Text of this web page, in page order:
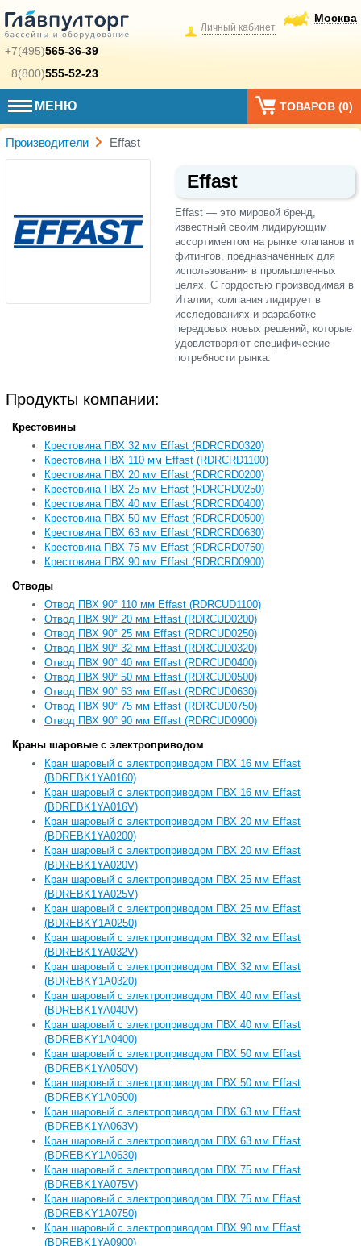
+7(495)565-36-39
8(800)555-52-23
Москва
Личный кабинет
МЕНЮ ТОВАРОВ (0)
Производители Effast
Effast
Effast — это мировой бренд,
известный своим лидирующим
ассортиментом на рынке клапанов и
фитингов, предназначенных для
использования в промышленных
целях. С гордостью производимая в
Италии, компания лидирует в
исследованиях и разработке
передовых новых решений, которые
удовлетворяют специфические
потребности рынка.
Продукты компании:
Крестовины
Крестовина ПВХ 32 мм Effast (RDRСRD0320)
Крестовина ПВХ 110 мм Effast (RDRСRD1100)
Крестовина ПВХ 20 мм Effast (RDRСRD0200)
Крестовина ПВХ 25 мм Effast (RDRСRD0250)
Крестовина ПВХ 40 мм Effast (RDRСRD0400)
Крестовина ПВХ 50 мм Effast (RDRСRD0500)
Крестовина ПВХ 63 мм Effast (RDRСRD0630)
Крестовина ПВХ 75 мм Effast (RDRСRD0750)
Крестовина ПВХ 90 мм Effast (RDRСRD0900)
Отводы
Отвод ПВХ 90° 110 мм Effast (RDRCUD1100)
Отвод ПВХ 90° 20 мм Effast (RDRCUD0200)
Отвод ПВХ 90° 25 мм Effast (RDRCUD0250)
Отвод ПВХ 90° 32 мм Effast (RDRCUD0320)
Отвод ПВХ 90° 40 мм Effast (RDRCUD0400)
Отвод ПВХ 90° 50 мм Effast (RDRCUD0500)
Отвод ПВХ 90° 63 мм Effast (RDRCUD0630)
Отвод ПВХ 90° 75 мм Effast (RDRCUD0750)
Отвод ПВХ 90° 90 мм Effast (RDRCUD0900)
Краны шаровые с электроприводом
Кран шаровый с электроприводом ПВХ 16 мм Effast
(BDREBK1YA0160)
Кран шаровый с электроприводом ПВХ 16 мм Effast
(BDREBK1YA016V)
Кран шаровый с электроприводом ПВХ 20 мм Effast
(BDREBK1YA0200)
Кран шаровый с электроприводом ПВХ 20 мм Effast
(BDREBK1YA020V)
Кран шаровый с электроприводом ПВХ 25 мм Effast
(BDREBK1YA025V)
Кран шаровый с электроприводом ПВХ 25 мм Effast
(BDREBKY1A0250)
Кран шаровый с электроприводом ПВХ 32 мм Effast
(BDREBK1YA032V)
Кран шаровый с электроприводом ПВХ 32 мм Effast
(BDREBKY1A0320)
Кран шаровый с электроприводом ПВХ 40 мм Effast
(BDREBK1YA040V)
Кран шаровый с электроприводом ПВХ 40 мм Effast
(BDREBKY1A0400)
Кран шаровый с электроприводом ПВХ 50 мм Effast
(BDREBK1YA050V)
Кран шаровый с электроприводом ПВХ 50 мм Effast
(BDREBKY1A0500)
Кран шаровый с электроприводом ПВХ 63 мм Effast
(BDREBK1YA063V)
Кран шаровый с электроприводом ПВХ 63 мм Effast
(BDREBKY1A0630)
Кран шаровый с электроприводом ПВХ 75 мм Effast
(BDREBK1YA075V)
Кран шаровый с электроприводом ПВХ 75 мм Effast
(BDREBKY1A0750)
Кран шаровый с электроприводом ПВХ 90 мм Effast
(BDREBK1YA0900)